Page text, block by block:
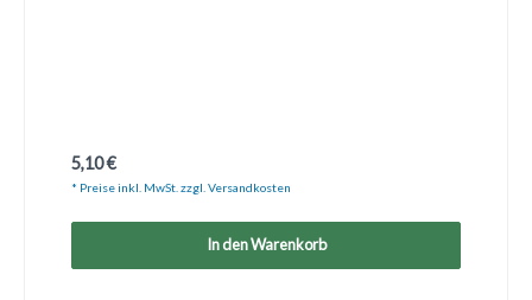
Regulärer Preis:
5,10 €
* Preise inkl. MwSt. zzgl. Versandkosten
In den Warenkorb